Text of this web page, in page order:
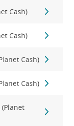
Cash)
Cash)
Cash)
Cash)